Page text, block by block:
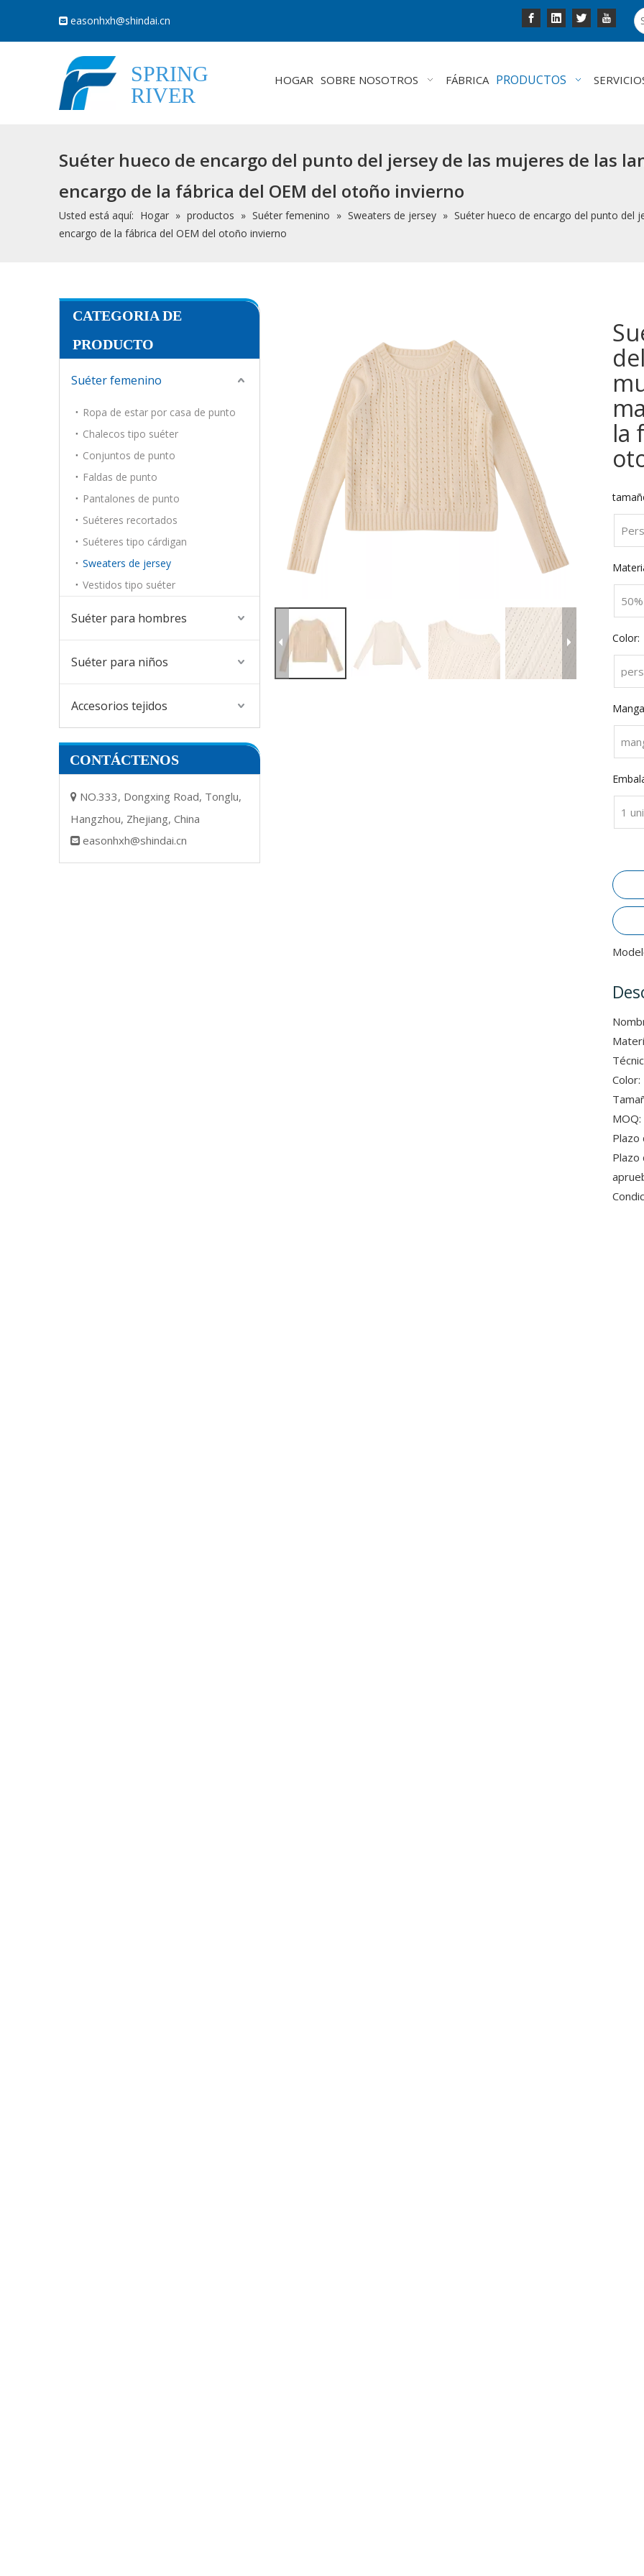
 easonhxh@shindai.cn
SPRING
RIVER
HOGAR SOBRE NOSOTROS FÁBRICA PRODUCTOS
Suéter hueco de encargo del punto del jersey de las mujeres de las
encargo de la fábrica del OEM del otoño invierno
Usted está aquí: Hogar » productos » Suéter femenino » Sweaters de jersey » Suéter hueco de encargo del punto del
encargo de la fábrica del OEM del otoño invierno
CATEGORIA DE
PRODUCTO
Suéter femenino
Ropa de estar por casa de punto
Chalecos tipo suéter
Conjuntos de punto
Faldas de punto
Pantalones de punto
Suéteres recortados
Suéteres tipo cárdigan
Sweaters de jersey
Vestidos tipo suéter
Suéter para hombres
Suéter para niños
Accesorios tejidos
CONTÁCTENOS
 NO.333, Dongxing Road, Tonglu,
Hangzhou, Zhejiang, China
 easonhxh@shindai.cn
la
Color:
1
MOQ:
Plazo
Plazo